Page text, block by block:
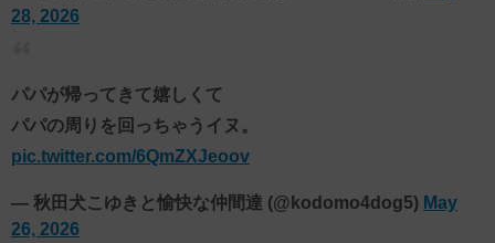
28, 2026
パパが帰ってきて嬉しくて
パパの周りを回っちゃうイヌ。
pic.twitter.com/6QmZXJeoov
— 秋田犬こゆきと愉快な仲間達 (@kodomo4dog5) May
26, 2026